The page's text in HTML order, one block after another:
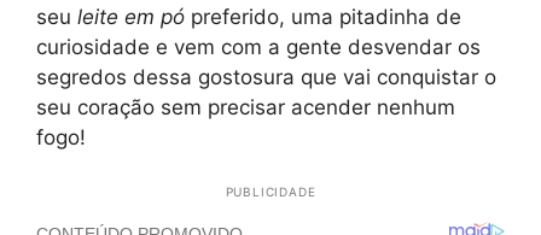
seu leite em pó preferido, uma pitadinha de
curiosidade e vem com a gente desvendar os
segredos dessa gostosura que vai conquistar o
seu coração sem precisar acender nenhum
fogo!
PUBLICIDADE